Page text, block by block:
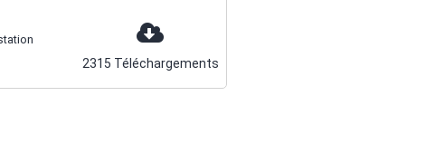
2315 Téléchargements